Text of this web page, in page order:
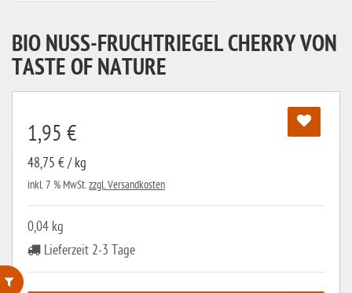
BIO NUSS-FRUCHTRIEGEL CHERRY VON
TASTE OF NATURE
1,95 €
48,75 € / kg
inkl. 7 % MwSt.zzgl. Versandkosten
0,04 kg
Lieferzeit 2-3 Tage